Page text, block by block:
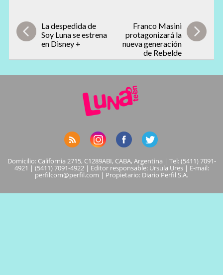
La despedida de
Soy Luna se estrena
en Disney +
Franco Masini
protagonizará la
nueva generación
de Rebelde
Domicilio: California 2715, C1289ABI, CABA, Argentina | Tel: (5411) 7091-
4921 | (5411) 7091-4922 | Editor responsable: Ursula Ures | E-mail:
perfilcom@perfil.com | Propietario: Diario Perfil S.A.